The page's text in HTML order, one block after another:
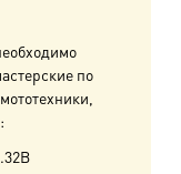
пр.
д.4
по